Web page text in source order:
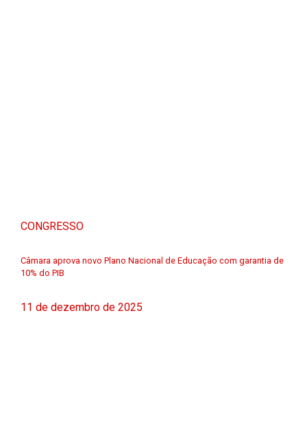
CONGRESSO
Câmara aprova novo Plano Nacional de Educação com garantia de
10% do PIB
11 de dezembro de 2025